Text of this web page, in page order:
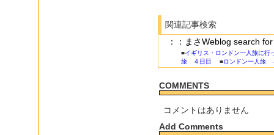
関連記事検索
：：まさWeblog search
■イギリス・ロンドン一人旅に行
旅 ４日目
■ロンドン一人旅
COMMENTS
コメントはありません
Add Comments